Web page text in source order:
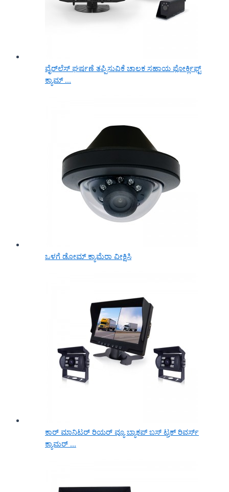
ವೈರ್‌ಲೆಸ್ ಘರ್ಷಣೆ ತಪ್ಪಿಸುವಿಕೆ ಚಾಲಕ ಸಹಾಯ ಫೋರ್ಕ್ಲಿಫ್ಟ್
ಕ್ಯಾಮ್ ...
ಒಳಗೆ ಡೋಮ್ ಕ್ಯಾಮೆರಾ ವೀಕ್ಷಿಸಿ
ಕಾರ್ ಮಾನಿಟರ್ ರಿಯರ್ ವ್ಯೂ ಬ್ಯಾಕಪ್ ಬಸ್ ಟ್ರಕ್ ರಿವರ್ಸ್
ಕ್ಯಾಮರ್ ...